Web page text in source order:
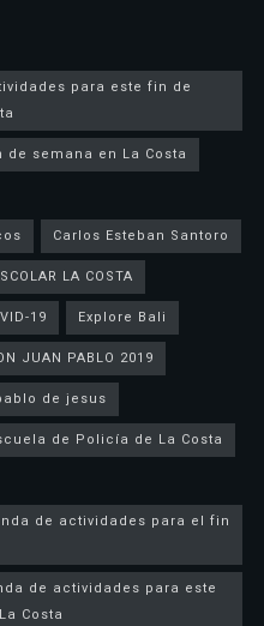
para este fin de
semana en La Costa
Carlos Esteban Santoro
LA COSTA
19
Explore Bali
JUAN PABLO 2019
de jesus
de actividades para el fin
de actividades para este
Costa